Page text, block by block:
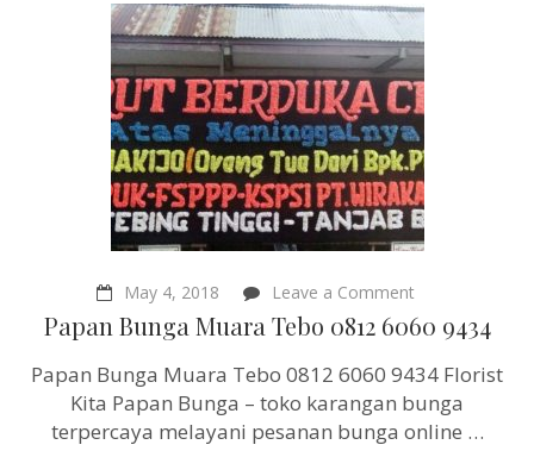
May 4, 2018 Leave a Commenton
Papan
Bunga
Tebo
6060
9434
Papan Bunga Muara Tebo 0812 6060 9434
Papan Bunga Muara Tebo 0812 6060 9434 Florist
Kita Papan Bunga – toko karangan bunga
terpercaya melayani pesanan bunga online …